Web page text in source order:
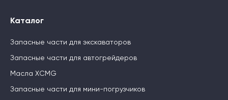
Каталог
Запасные части для экскаваторов
Запасные части для автогрейдеров
Масла XCMG
Запасные части для мини-погрузчиков